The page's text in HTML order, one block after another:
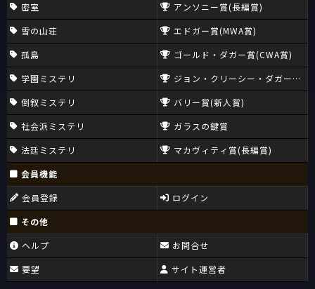
密室
雪の山荘
孤島
学園ミステリ
倒叙ミステリ
社会派ミステリ
法廷ミステリ
アンソニー賞(長編賞)
エドガー賞(MWA賞)
ゴールド・ダガー賞(CWA賞)
ジョン・クリーシー・ダガー賞
バリー賞(新人賞)
ガラスの鍵賞
マカヴィティ賞(長編賞)
会員機能
会員登録
ログイン
その他
ヘルプ
要望
お問合せ
サイト運営者